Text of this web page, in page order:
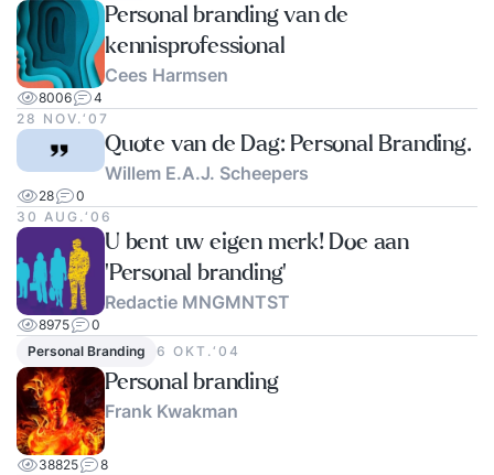
Personal branding van de
kennisprofessional
Cees Harmsen
8006
4
28 NOV.‘07
Quote van de Dag: Personal Branding.
Willem E.A.J. Scheepers
28
0
30 AUG.‘06
U bent uw eigen merk! Doe aan
'Personal branding'
Redactie MNGMNTST
8975
0
Personal Branding
6 OKT.‘04
Personal branding
Frank Kwakman
38825 8